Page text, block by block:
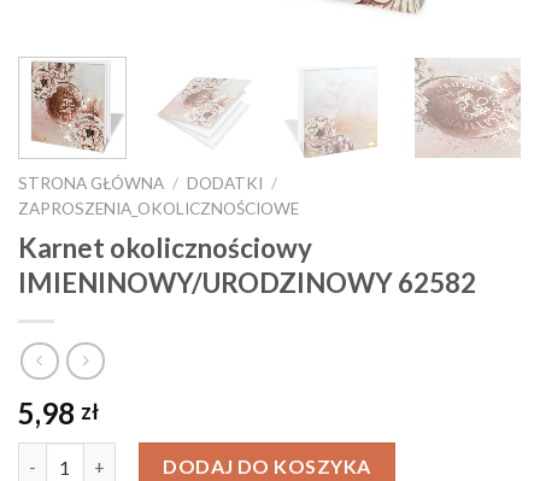
STRONA GŁÓWNA / DODATKI /
ZAPROSZENIA_OKOLICZNOŚCIOWE
Karnet okolicznościowy
IMIENINOWY/URODZINOWY 62582
5,98 zł
DODAJ DO KOSZYKA